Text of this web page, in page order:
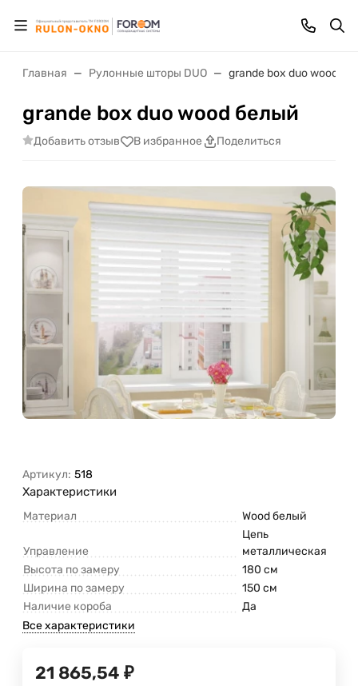
Главная Рулонные шторы DUO grande box duo wood
grande box duo wood белый
Добавить отзыв В избранное Поделиться
Артикул: 518
Характеристики
Материал Wood белый
Управление
Цепь
металлическая
Высота по замеру
180 см
Ширина по замеру
150 см
Наличие короба
Да
Все характеристики
21 865,54 ₽